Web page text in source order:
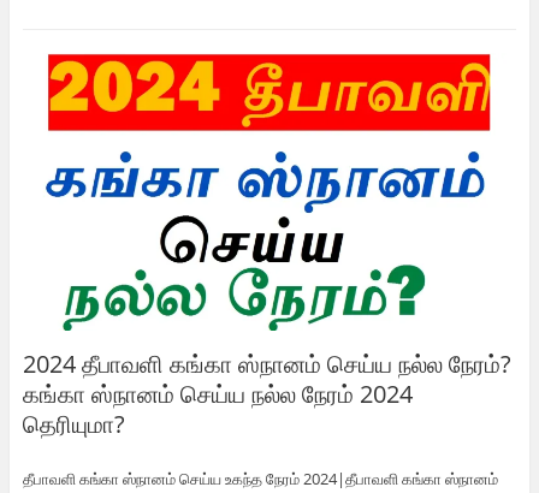
2024 தீபாவளி கங்கா ஸ்நானம் செய்ய நல்ல நேரம்?
கங்கா ஸ்நானம் செய்ய நல்ல நேரம் 2024
தெரியுமா?
தீபாவளி கங்கா ஸ்நானம் செய்ய உகந்த நேரம் 2024|தீபாவளி கங்கா ஸ்நானம்